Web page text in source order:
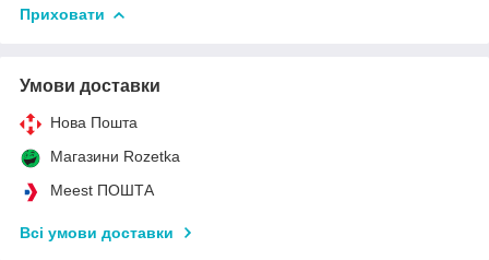
Приховати
Умови доставки
Нова Пошта
Магазини Rozetka
Meest ПОШТА
Всі умови доставки